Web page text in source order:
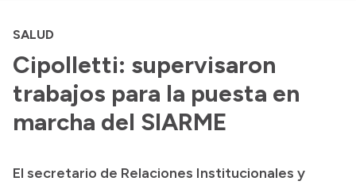
Autoridades
Alumnos
Docentes y Capacitadores
Delegaciones
SALUD
Cipolletti: supervisaron
trabajos para la puesta en
marcha del SIARME
El secretario de Relaciones Institucionales y